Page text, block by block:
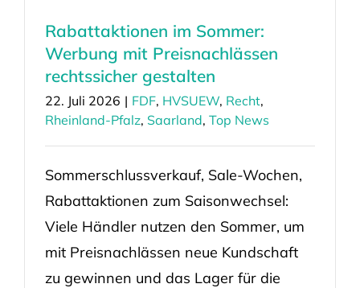
Rabattaktionen im Sommer:
Werbung mit Preisnachlässen
rechtssicher gestalten
22. Juli 2026 | FDF, HVSUEW, Recht,
Rheinland-Pfalz, Saarland, Top News
Sommerschlussverkauf, Sale-Wochen,
Rabattaktionen zum Saisonwechsel:
Viele Händler nutzen den Sommer, um
mit Preisnachlässen neue Kundschaft
zu gewinnen und das Lager für die